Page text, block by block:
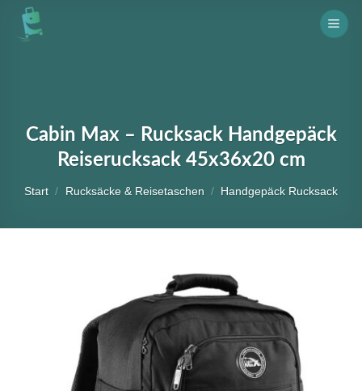
Skip
Cabin Max – Rucksack Handgepäck
Reiserucksack 45x36x20 cm
Start / Rucksäcke & Reisetaschen / Handgepäck Rucksack